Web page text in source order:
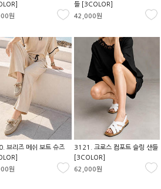
원
들 [3COLOR]
42,000원
브리즈 메쉬 보트 슈즈
원
3121. 크로스 컴포트 슬링 샌들
[3COLOR]
62,000원